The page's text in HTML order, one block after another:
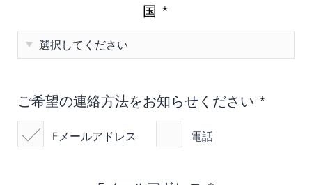
国 *
ご希望の連絡方法をお知らせください *
Eメールアドレス 電話